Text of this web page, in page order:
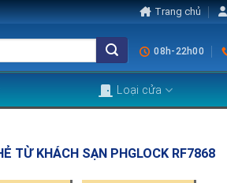
Trang chủ
08h-22h00
Loại cửa
TỪ KHÁCH SẠN PHGLOCK RF7868